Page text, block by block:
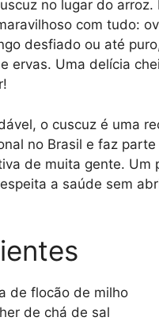
no lugar do arroz.
com tudo:
desfiado ou até
ervas. Uma delícia
o cuscuz é uma
no Brasil e faz parte
de muita gente. Um
a saúde sem
de flocão de milho
de chá de sal